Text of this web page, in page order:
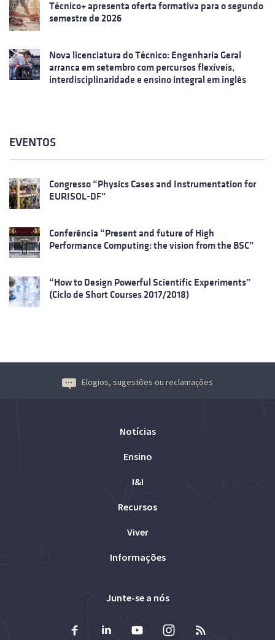
Técnico+ apresenta oferta formativa para o segundo
semestre de 2026
Nova licenciatura do Técnico: Engenharia Geral
arranca em setembro com percursos flexíveis,
interdisciplinaridade e ensino integral em inglês
EVENTOS
Congresso “Physics Cases and Instrumentation for
EURISOL-DF”
Conferência “Present and future of High
Performance Computing: the vision from the BSC”
“How to Design Powerful Scientific Experiments”
(Ciclo de Short Courses 2017/2018)
Elogios, sugestões ou reclamações
Notícias
Ensino
I&I
Recursos
Viver
Informações
Junte-se a nós